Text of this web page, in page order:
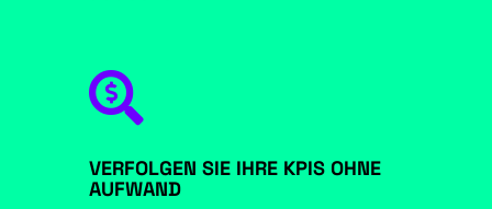

VERFOLGEN SIE IHRE KPIS OHNE
AUFWAND